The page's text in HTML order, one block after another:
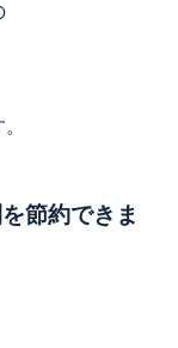
節約できま